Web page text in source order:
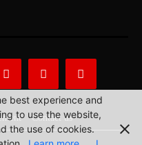
Contact us
best experience and
to use the website,
the use of cookies.